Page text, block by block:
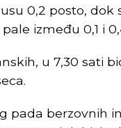
0,2 posto, dok
između 0,1 i
u 7,30 sati
pada berzovnih